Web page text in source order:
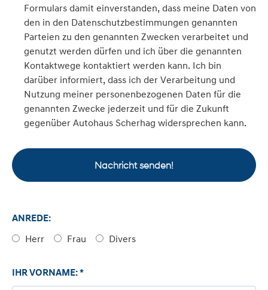
Formulars damit einverstanden, dass meine Daten von
den in den Datenschutzbestimmungen genannten
Parteien zu den genannten Zwecken verarbeitet und
genutzt werden dürfen und ich über die genannten
Kontaktwege kontaktiert werden kann. Ich bin
darüber informiert, dass ich der Verarbeitung und
Nutzung meiner personenbezogenen Daten für die
genannten Zwecke jederzeit und für die Zukunft
gegenüber Autohaus Scherhag widersprechen kann.
Nachricht senden!
ANREDE:
Herr
Frau Divers
IHR VORNAME: *